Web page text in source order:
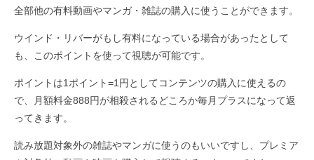
全部他の有料動画やマンガ・雑誌の購入に使うことができます。
ウインド・リバーがもし有料になっている場合があったとして
も、このポイントを使って視聴が可能です。
ポイントは1ポイント=1円としてコンテンツの購入に使えるの
で、月額料金888円が相殺されるどころか毎月プラスになって返
ってきます。
読み放題対象外の雑誌やマンガに使うのもいいですし、プレミア